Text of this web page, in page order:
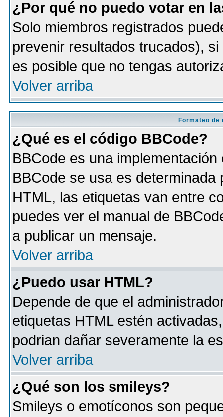
¿Por qué no puedo votar en
Solo miembros registrados
prevenir resultados trucados),
es posible que no tengas
Volver arriba
Formateo de
¿Qué es el código BBCode?
BBCode es una
BBCode se usa es
HTML, las etiquetas van entre
puedes ver el manual de
a publicar un mensaje.
Volver arriba
¿Puedo usar HTML?
Depende de que el
etiquetas HTML estén
podrian dañar severamente la
Volver arriba
¿Qué son los smileys?
Smileys o emotíconos son